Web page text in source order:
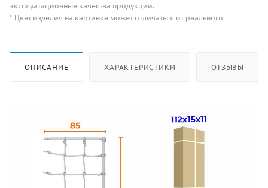
эксплуатационные качества продукции.
* Цвет изделия на картинке может отличаться от реального.
ОПИСАНИЕ ХАРАКТЕРИСТИКИ ОТЗЫВЫ